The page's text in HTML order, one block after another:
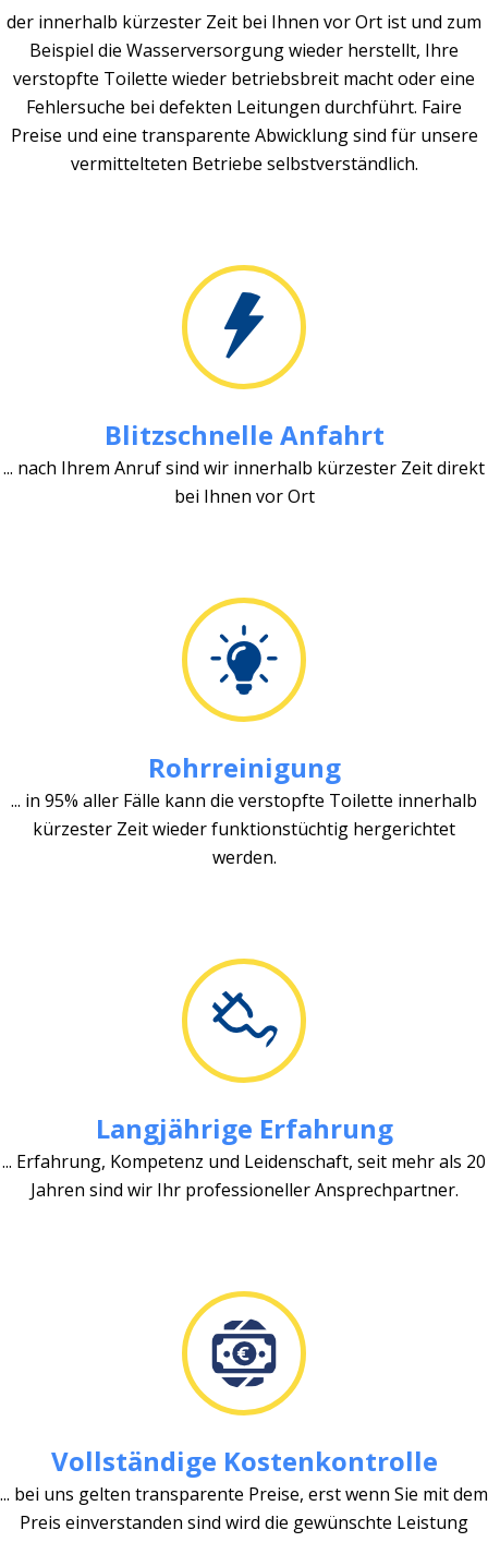
der innerhalb kürzester Zeit bei Ihnen vor Ort ist und zum
Beispiel die Wasserversorgung wieder herstellt, Ihre
verstopfte Toilette wieder betriebsbreit macht oder eine
Fehlersuche bei defekten Leitungen durchführt. Faire
Preise und eine transparente Abwicklung sind für unsere
vermittelteten Betriebe selbstverständlich.
Blitzschnelle Anfahrt
... nach Ihrem Anruf sind wir innerhalb kürzester Zeit direkt
bei Ihnen vor Ort
Rohrreinigung
... in 95% aller Fälle kann die verstopfte Toilette innerhalb
kürzester Zeit wieder funktionstüchtig hergerichtet
werden.
Langjährige Erfahrung
... Erfahrung, Kompetenz und Leidenschaft, seit mehr als 20
Jahren sind wir Ihr professioneller Ansprechpartner.
Vollständige Kostenkontrolle
... bei uns gelten transparente Preise, erst wenn Sie mit dem
Preis einverstanden sind wird die gewünschte Leistung